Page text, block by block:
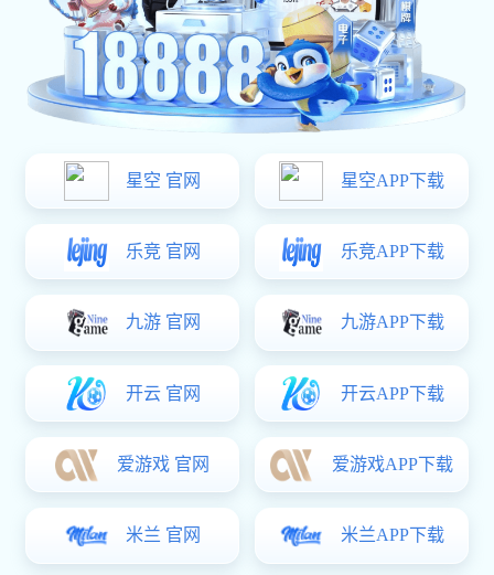
成功案例 关于狗子28
当前位置 多多28 > 消防水炮报价 > 狗子28 中心 > 问题与解
答 >
自动消防水炮安装注意事项有哪些？
发布日期：2019-12-10 14:37:29